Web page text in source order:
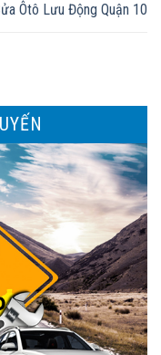
Ôtô Lưu Động Quận 10